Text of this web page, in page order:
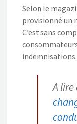
Selon le
provisionné un
C’est sans
indemnisations.
A lire